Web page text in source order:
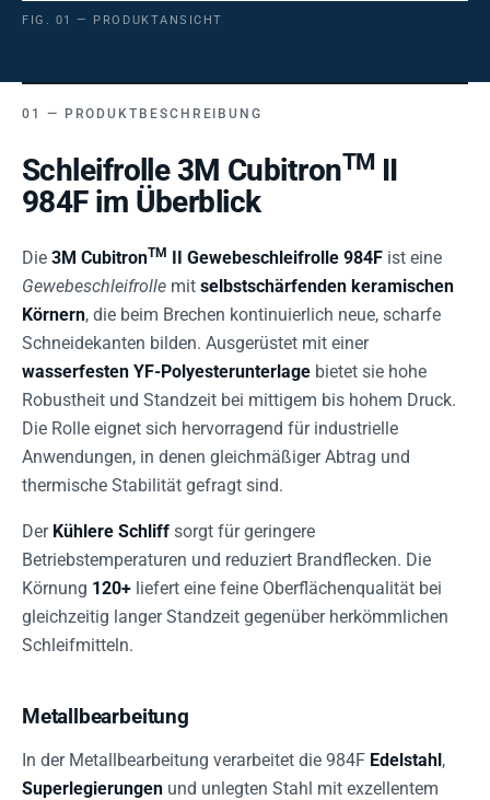
FIG. 01 — PRODUKTANSICHT
PRODUKTBESCHREIBUNG
Schleifrolle 3M CubitronTM II
984F im Überblick
Die 3M CubitronTM II Gewebeschleifrolle 984F ist eine
Gewebeschleifrolle mit selbstschärfenden keramischen
Körnern, die beim Brechen kontinuierlich neue, scharfe
Schneidekanten bilden. Ausgerüstet mit einer
wasserfesten YF-Polyesterunterlage bietet sie hohe
Robustheit und Standzeit bei mittigem bis hohem Druck.
Die Rolle eignet sich hervorragend für industrielle
Anwendungen, in denen gleichmäßiger Abtrag und
thermische Stabilität gefragt sind.
Der Kühlere Schliff sorgt für geringere
Betriebstemperaturen und reduziert Brandflecken. Die
Körnung 120+ liefert eine feine Oberflächenqualität bei
gleichzeitig langer Standzeit gegenüber herkömmlichen
Schleifmitteln.
Metallbearbeitung
In der Metallbearbeitung verarbeitet die 984F Edelstahl,
Superlegierungen und unlegten Stahl mit exzellentem